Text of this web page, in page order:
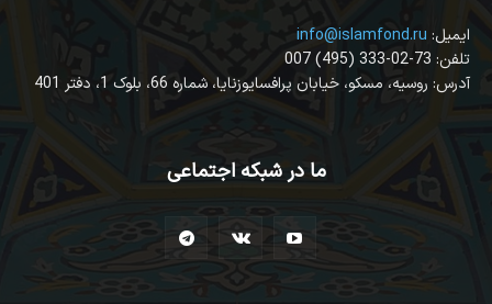
info@islamfond.ru :ایمیل
007 (495) 333-02-73 :تلفن
آدرس: روسیه، مسکو، خیابان پرافسایوزنایا، شماره 66، بلوک 1، دفتر 401
ما در شبکه اجتماعی